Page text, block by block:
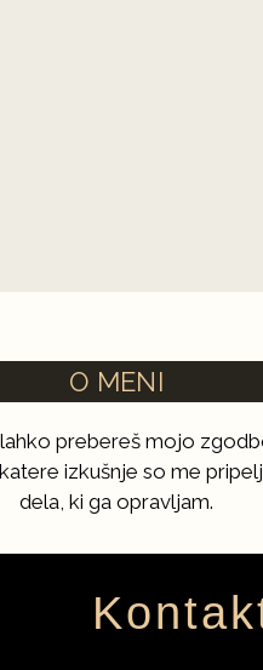
O MENI
lahko prebereš mojo
izkušnje so me
dela, ki ga opravljam.